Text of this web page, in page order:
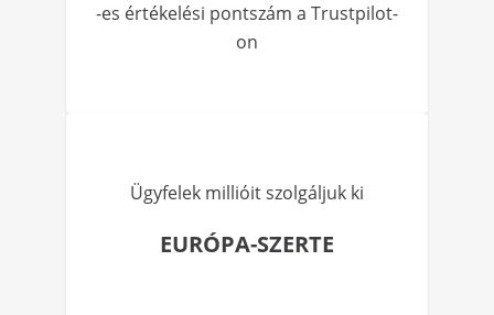
-es értékelési pontszám a Trustpilot-
on
Ügyfelek millióit szolgáljuk ki
EURÓPA-SZERTE